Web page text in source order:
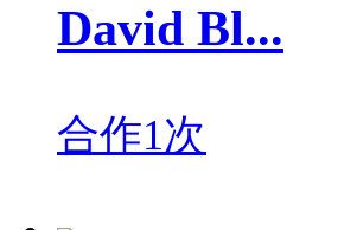
David Bl...
合作1次